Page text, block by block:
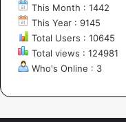
This Month : 1442
This Year : 9145
Total Users : 10645
Total views : 124981
Who's Online : 3